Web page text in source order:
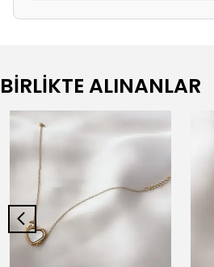
BİRLİKTE ALINANLAR